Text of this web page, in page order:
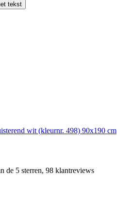
tekst
wit (kleurnr. 498) 90x190 cm
de 5 sterren, 98 klantreviews